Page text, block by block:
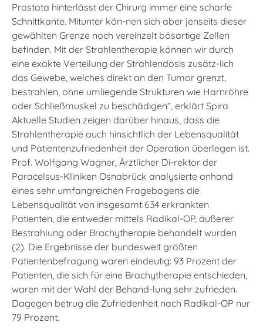
Prostata hinterlässt der Chirurg immer eine scharfe
Schnittkante. Mitunter kön-nen sich aber jenseits dieser
gewählten Grenze noch vereinzelt bösartige Zellen
befinden. Mit der Strahlentherapie können wir durch
eine exakte Verteilung der Strahlendosis zusätz-lich
das Gewebe, welches direkt an den Tumor grenzt,
bestrahlen, ohne umliegende Strukturen wie Harnröhre
oder Schließmuskel zu beschädigen“, erklärt Spira
Aktuelle Studien zeigen darüber hinaus, dass die
Strahlentherapie auch hinsichtlich der Lebensqualität
und Patientenzufriedenheit der Operation überlegen ist.
Prof. Wolfgang Wagner, Ärztlicher Di-rektor der
Paracelsus-Kliniken Osnabrück analysierte anhand
eines sehr umfangreichen Fragebogens die
Lebensqualität von insgesamt 634 erkrankten
Patienten, die entweder mittels Radikal-OP, äußerer
Bestrahlung oder Brachytherapie behandelt wurden
(2). Die Ergebnisse der bundesweit größten
Patientenbefragung waren eindeutig: 93 Prozent der
Patienten, die sich für eine Brachytherapie entschieden,
waren mit der Wahl der Behand-lung sehr zufrieden.
Dagegen betrug die Zufriedenheit nach Radikal-OP nur
79 Prozent.